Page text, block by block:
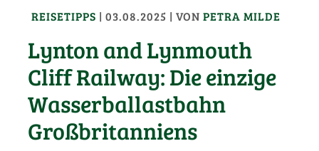
REISETIPPS |03.08.2025 | VONPETRA MILDE
Lynton and Lynmouth
Cliff Railway: Die einzige
Wasserballastbahn
Großbritanniens